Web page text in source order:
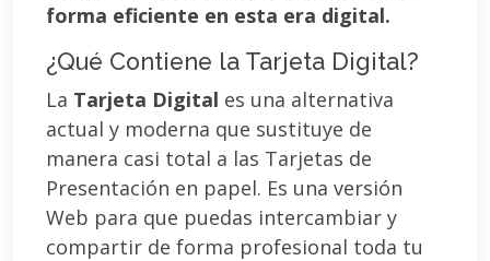
forma eficiente en esta era digital.
¿Qué Contiene la Tarjeta Digital?
La Tarjeta Digital es una alternativa
actual y moderna que sustituye de
manera casi total a las Tarjetas de
Presentación en papel. Es una versión
Web para que puedas intercambiar y
compartir de forma profesional toda tu